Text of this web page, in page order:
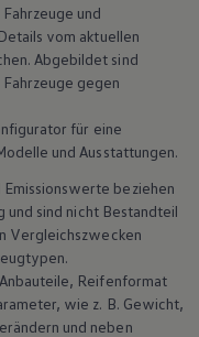
und
vom aktuellen
Abgebildet sind
gegen
für eine
und Ausstattungen.
beziehen
und sind nicht Bestandteil
Vergleichszwecken
Reifenformat
wie z. B. Gewicht,
und neben